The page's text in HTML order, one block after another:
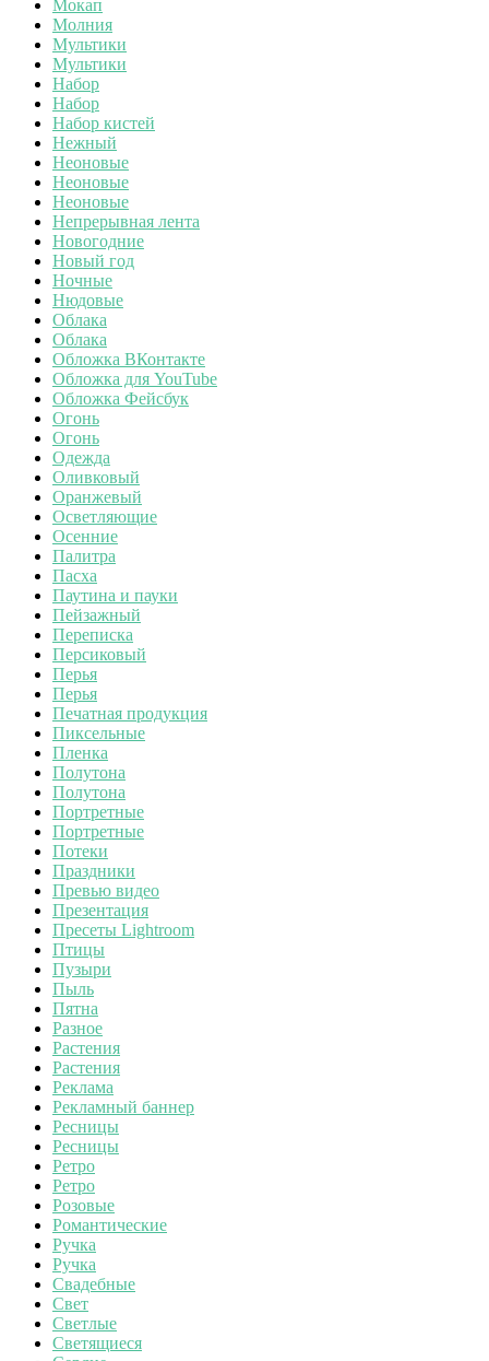
Мокап
Молния
Мультики
Мультики
Набор
Набор
Набор кистей
Нежный
Неоновые
Неоновые
Неоновые
Непрерывная лента
Новогодние
Новый год
Ночные
Нюдовые
Облака
Облака
Обложка ВКонтакте
Обложка для YouTube
Обложка Фейсбук
Огонь
Огонь
Одежда
Оливковый
Оранжевый
Осветляющие
Осенние
Палитра
Пасха
Паутина и пауки
Пейзажный
Переписка
Персиковый
Перья
Перья
Печатная продукция
Пиксельные
Пленка
Полутона
Полутона
Портретные
Портретные
Потеки
Праздники
Превью видео
Презентация
Пресеты Lightroom
Птицы
Пузыри
Пыль
Пятна
Разное
Растения
Растения
Реклама
Рекламный баннер
Ресницы
Ресницы
Ретро
Ретро
Розовые
Романтические
Ручка
Ручка
Свадебные
Свет
Светлые
Светящиеся